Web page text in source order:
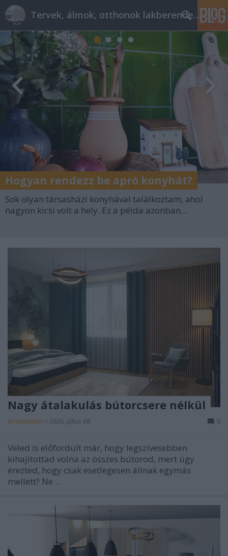
Tervek, álmok, otthonok lakberendezés + más
Hogyan rendezz be apró konyhát?
Sok olyan társasházi konyhával találkoztam, ahol
nagyon kicsi volt a hely. Ez a példa azonban...
Nagy átalakulás bútorcsere nélkül
tervezzvelem • 2026. július 09. 0
Veled is előfordult már, hogy legszívesebben
kihajítottad volna az összes bútorod, mert úgy
érezted, hogy csak esetlegesen állnak egymás
mellett? Ne ...